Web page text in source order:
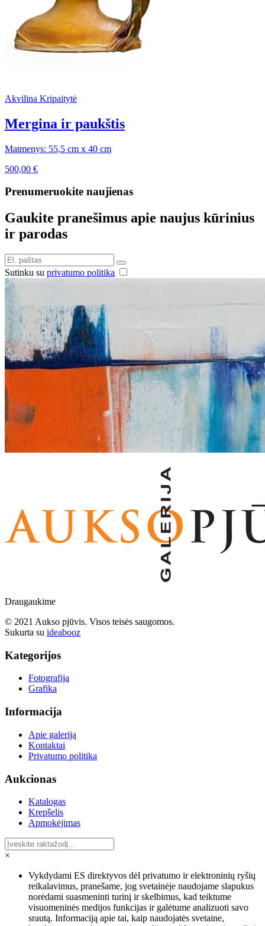
Akvilina Kripaitytė
Mergina ir paukštis
Matmenys: 55,5 cm x 40 cm
500,00 €
Prenumeruokite naujienas
Gaukite pranešimus apie naujus kūrinius
ir parodas
Sutinku su privatumo politika
Draugaukime
© 2021 Aukso pjūvis. Visos teisės saugomos.
Sukurta su ideabooz
Kategorijos
Fotografija
Grafika
Informacija
Apie galeriją
Kontaktai
Privatumo politika
Aukcionas
Katalogas
Krepšelis
Apmokėjimas
×
Vykdydami ES direktyvos dėl privatumo ir elektroninių ryšių
reikalavimus, pranešame, jog svetainėje naudojame slapukus
norėdami suasmeninti turinį ir skelbimus, kad teiktume
visuomeninės medijos funkcijas ir galėtume analizuoti savo
srautą. Informaciją apie tai, kaip naudojatės svetaine,